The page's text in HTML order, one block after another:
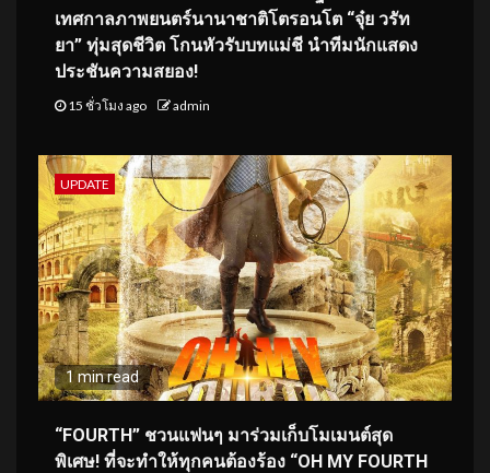
เทศกาลภาพยนตร์นานาชาติโตรอนโต “จุ๋ย วรัท
ยา” ทุ่มสุดชีวิต โกนหัวรับบทแม่ชี นำทีมนักแสดง
ประชันความสยอง!
15 ชั่วโมง ago admin
UPDATE
1 min read
“FOURTH” ชวนแฟนๆ มาร่วมเก็บโมเมนต์สุด
พิเศษ! ที่จะทำให้ทุกคนต้องร้อง “OH MY FOURTH